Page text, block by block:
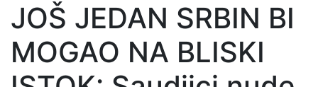
JOŠ JEDAN SRBIN BI
MOGAO NA BLISKI